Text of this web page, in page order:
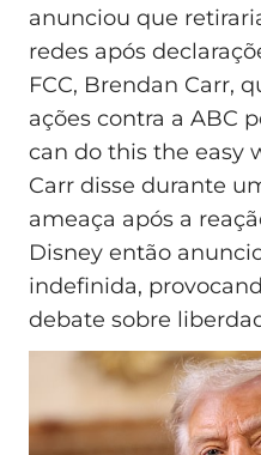
anunciou que
redes após
FCC, Brendan Carr,
ações contra a ABC
can do this the easy
Carr disse durante
ameaça após a
Disney então
indefinida,
debate sobre